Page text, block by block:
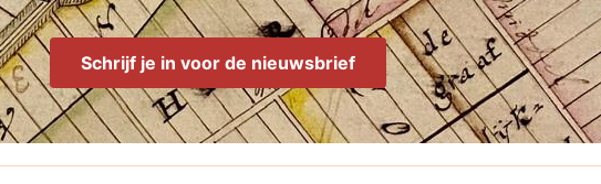
Schrijf je in voor de nieuwsbrief